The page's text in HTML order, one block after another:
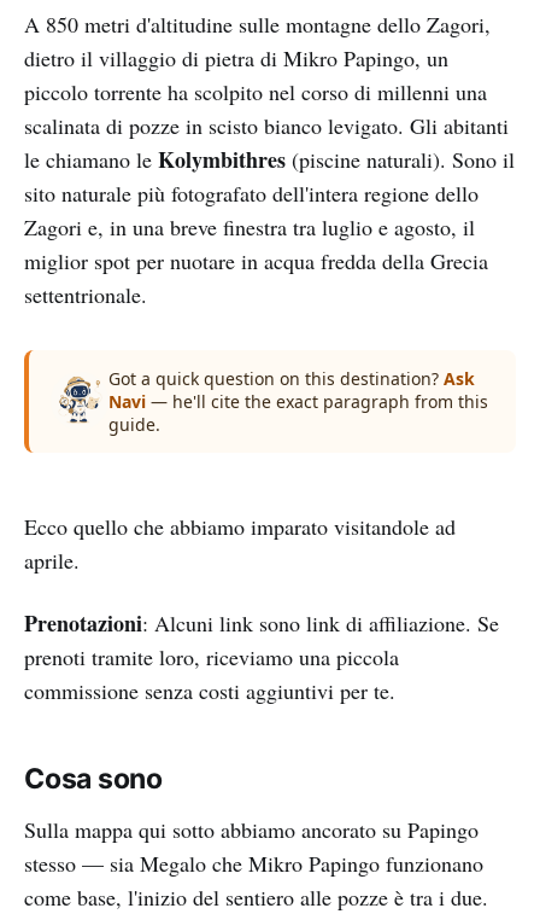
A 850 metri d'altitudine sulle montagne dello Zagori,
dietro il villaggio di pietra di Mikro Papingo, un
piccolo torrente ha scolpito nel corso di millenni una
scalinata di pozze in scisto bianco levigato. Gli abitanti
le chiamano le Kolymbithres (piscine naturali). Sono il
sito naturale più fotografato dell'intera regione dello
Zagori e, in una breve finestra tra luglio e agosto, il
miglior spot per nuotare in acqua fredda della Grecia
settentrionale.
Got a quick question on this destination? Ask
Navi — he'll cite the exact paragraph from this
guide.
Ecco quello che abbiamo imparato visitandole ad
aprile.
Prenotazioni: Alcuni link sono link di affiliazione. Se
prenoti tramite loro, riceviamo una piccola
commissione senza costi aggiuntivi per te.
Cosa sono
Sulla mappa qui sotto abbiamo ancorato su Papingo
stesso — sia Megalo che Mikro Papingo funzionano
come base, l'inizio del sentiero alle pozze è tra i due.